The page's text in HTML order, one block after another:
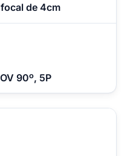
de 4cm
90º, 5P